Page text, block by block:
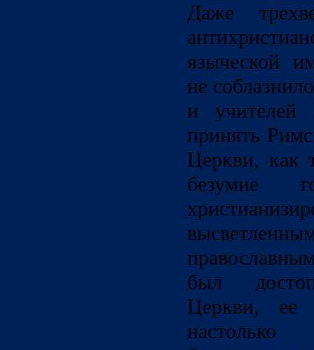
Даже
языческой
не
и учителей
принять
Церкви, как
безумие
был
Церкви, ее